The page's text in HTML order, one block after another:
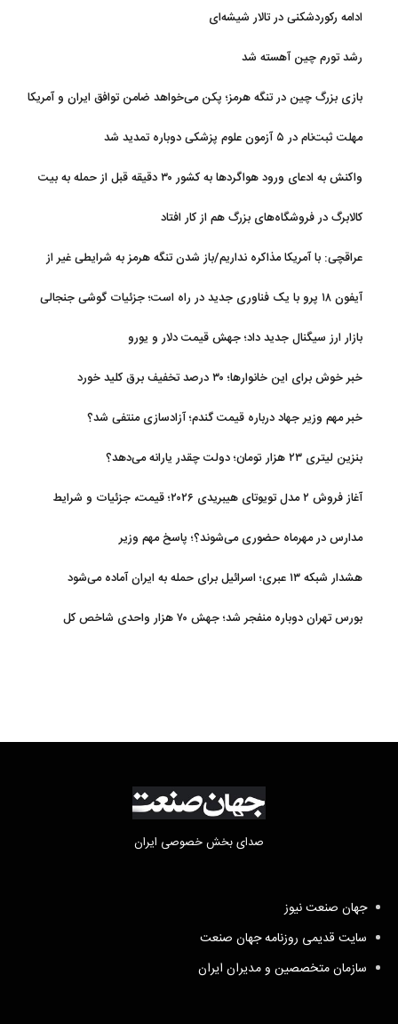
ادامه رکوردشکنی در تالار شیشه‌ای
رشد تورم چین آهسته شد
بازی بزرگ چین در تنگه هرمز؛ پکن می‌خواهد ضامن توافق ایران و آمریکا
مهلت ثبت‌نام در ۵ آزمون علوم پزشکی دوباره تمدید شد
واکنش به ادعای ورود هواگردها به کشور ۳۰ دقیقه قبل از حمله به بیت
کالابرگ در فروشگاه‌های بزرگ هم از کار افتاد
عراقچی: با آمریکا مذاکره نداریم/باز شدن تنگه هرمز به شرایطی غیر از
آیفون ۱۸ پرو با یک فناوری جدید در راه است؛ جزئیات گوشی جنجالی
بازار ارز سیگنال جدید داد؛ جهش قیمت دلار و یورو
خبر خوش برای این خانوارها؛ ۳۰ درصد تخفیف برق کلید خورد
خبر مهم وزیر جهاد درباره قیمت گندم؛ آزادسازی منتفی شد؟
بنزین لیتری ۲۳ هزار تومان؛ دولت چقدر یارانه می‌دهد؟
آغاز فروش ۲ مدل تویوتای هیبریدی ۲۰۲۶؛ قیمت، جزئیات و شرایط
مدارس در مهرماه حضوری می‌شوند؟؛ پاسخ مهم وزیر
هشدار شبکه ۱۳ عبری؛ اسرائیل برای حمله به ایران آماده می‌شود
بورس تهران دوباره منفجر شد؛ جهش ۷۰ هزار واحدی شاخص کل
صدای بخش خصوصی ایران
جهان صنعت نیوز
سایت قدیمی روزنامه جهان صنعت
سازمان متخصصین و مدیران ایران